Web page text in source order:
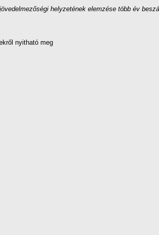
helyzetének elemzése több év
nyitható meg